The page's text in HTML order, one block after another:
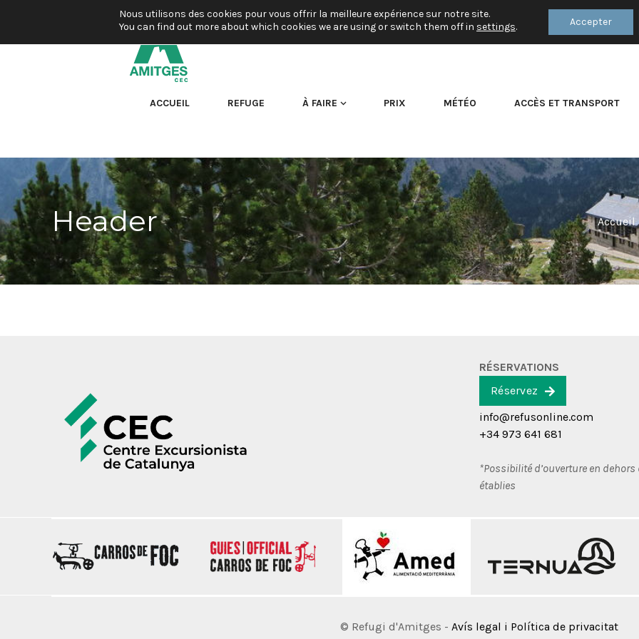
ACCUEIL REFUGE À FAIRE PRIX MÉTÉO ACCÈS ET TRANSPORT
Header Accueil
RÉSERVATIONS
Réservez
info@refusonline.com
+34 973 641 681
*Possibilité d’ouverture en dehors
établies
© Refugi d'Amitges - Avís legal i Política de privacitat
Nous utilisons des cookies pour vous offrir la meilleure expérience sur notre site.
You can find out more about which cookies we are using or switch them off in settings. Accepter